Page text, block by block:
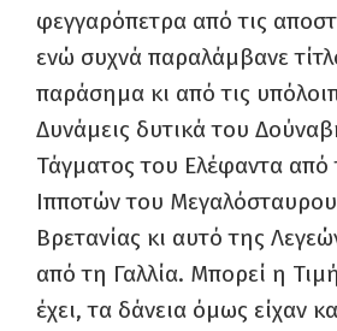
φεγγαρόπετρα από τις
ενώ συχνά παραλάμβανε
παράσημα κι από τις
Δυνάμεις δυτικά του
Τάγματος του Ελέφαντα από
Ιπποτών του
Βρετανίας κι αυτό της
από τη Γαλλία. Μπορεί η
έχει, τα δάνεια όμως είχαν